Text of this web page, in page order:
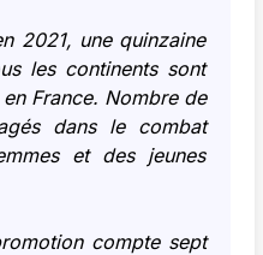
2021, une quinzaine
les continents sont
France. Nombre de
dans le combat
et des jeunes
compte sept